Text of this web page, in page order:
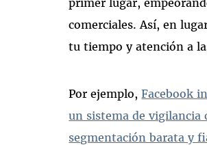
comerciales. Así, en
tu tiempo y atención a
Por ejemplo,Facebook
un sistema de vigilancia
segmentación barata y